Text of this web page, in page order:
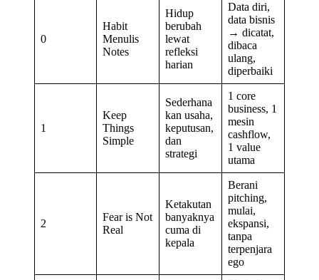
0
Habit
Menulis
Notes
Hidup
berubah
lewat
refleksi
harian
Data diri,
data bisnis
→ dicatat,
dibaca
ulang,
diperbaiki
1
Keep
Things
Simple
Sederhana
kan usaha,
keputusan,
dan
strategi
1 core
business, 1
mesin
cashflow,
1 value
utama
2
Fear is Not
Real
Ketakutan
banyaknya
cuma di
kepala
Berani
pitching,
mulai,
ekspansi,
tanpa
terpenjara
ego